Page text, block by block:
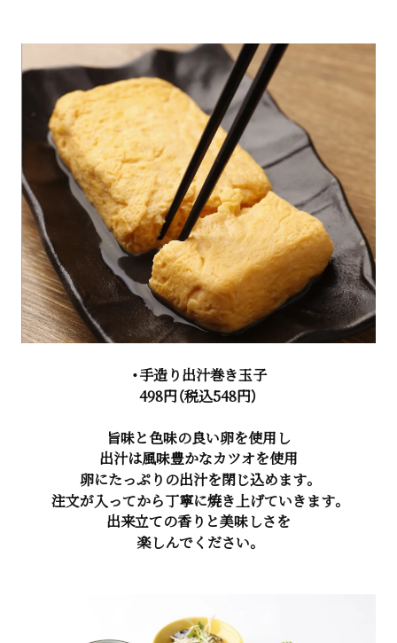
・手造り出汁巻き玉子
498円（税込548円）
旨味と色味の良い卵を使用し
出汁は風味豊かなカツオを使用
卵にたっぷりの出汁を閉じ込めます。
注文が入ってから丁寧に焼き上げていきます。
出来立ての香りと美味しさを
楽しんでください。